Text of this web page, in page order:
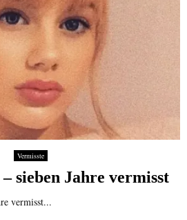
Vermisste
– sieben Jahre vermisst
vermisst...